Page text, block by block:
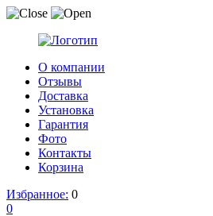
О компании
Отзывы
Доставка
Установка
Гарантия
Фото
Контакты
Корзина
Избранное: 0
0